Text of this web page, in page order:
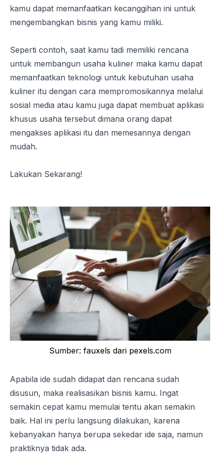
kamu dapat memanfaatkan kecanggihan ini untuk
mengembangkan bisnis yang kamu miliki.
Seperti contoh, saat kamu tadi memiliki rencana
untuk membangun usaha kuliner maka kamu dapat
memanfaatkan teknologi untuk kebutuhan usaha
kuliner itu dengan cara mempromosikannya melalui
sosial media atau kamu juga dapat membuat aplikasi
khusus usaha tersebut dimana orang dapat
mengakses aplikasi itu dan memesannya dengan
mudah.
Lakukan Sekarang!
Sumber: fauxels dari pexels.com
Apabila ide sudah didapat dan rencana sudah
disusun, maka realisasikan bisnis kamu. Ingat
semakin cepat kamu memulai tentu akan semakin
baik. Hal ini perlu langsung dilakukan, karena
kebanyakan hanya berupa sekedar ide saja, namun
praktiknya tidak ada.